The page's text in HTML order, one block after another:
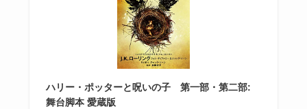
ハリー・ポッターと呪いの子 第一部・第二部:
舞台脚本 愛蔵版